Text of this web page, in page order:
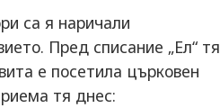
са я наричали
Пред списание „Ел“ тя
е посетила църковен
тя днес: